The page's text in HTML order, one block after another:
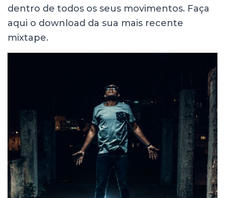
dentro de todos os seus movimentos. Faça
aqui o download da sua mais recente
mixtape.